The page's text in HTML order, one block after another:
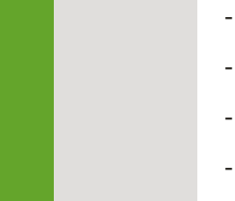
-
-
-
-